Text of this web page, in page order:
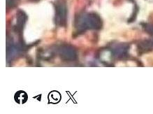
Facebook Telegram WhatsApp X